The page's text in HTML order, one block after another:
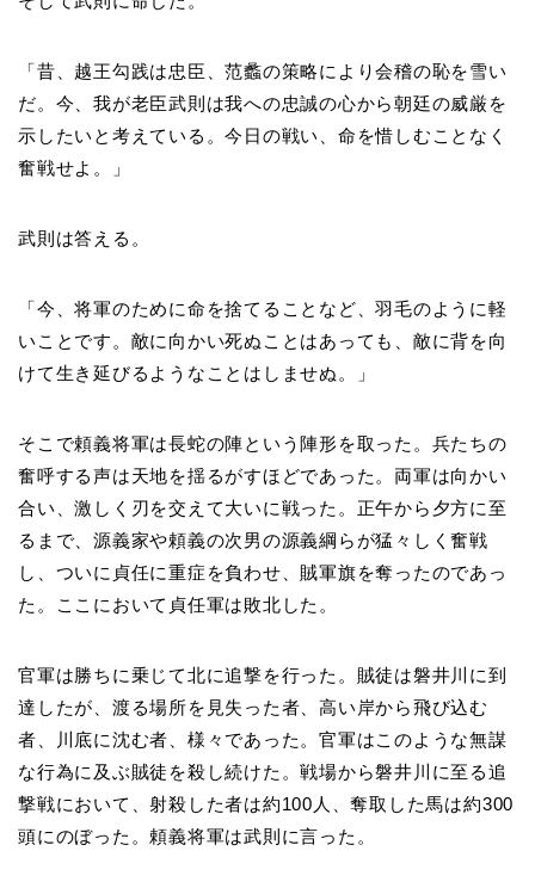
「昔、越王勾践は忠臣、范蠡の策略により会稽の恥を雪い
だ。今、我が老臣武則は我への忠誠の心から朝廷の威厳を
示したいと考えている。今日の戦い、命を惜しむことなく
奮戦せよ。」
武則は答える。
「今、将軍のために命を捨てることなど、羽毛のように軽
いことです。敵に向かい死ぬことはあっても、敵に背を向
けて生き延びるようなことはしませぬ。」
そこで頼義将軍は長蛇の陣という陣形を取った。兵たちの
奮呼する声は天地を揺るがすほどであった。両軍は向かい
合い、激しく刃を交えて大いに戦った。正午から夕方に至
るまで、源義家や頼義の次男の源義綱らが猛々しく奮戦
し、ついに貞任に重症を負わせ、賊軍旗を奪ったのであっ
た。ここにおいて貞任軍は敗北した。
官軍は勝ちに乗じて北に追撃を行った。賊徒は磐井川に到
達したが、渡る場所を見失った者、高い岸から飛び込む
者、川底に沈む者、様々であった。官軍はこのような無謀
な行為に及ぶ賊徒を殺し続けた。戦場から磐井川に至る追
撃戦において、射殺した者は約100人、奪取した馬は約300
頭にのぼった。頼義将軍は武則に言った。